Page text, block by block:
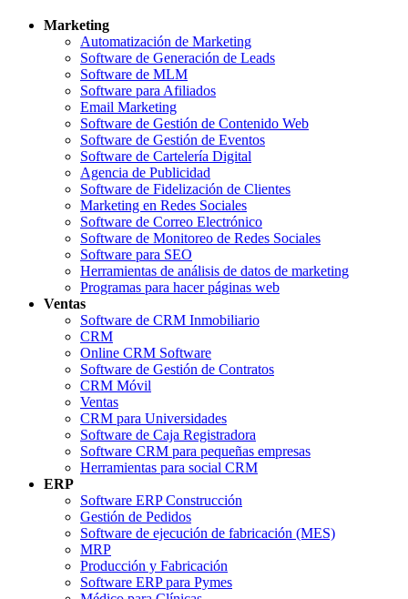
Marketing
Automatización de Marketing
Software de Generación de Leads
Software de MLM
Software para Afiliados
Email Marketing
Software de Gestión de Contenido Web
Software de Gestión de Eventos
Software de Cartelería Digital
Agencia de Publicidad
Software de Fidelización de Clientes
Marketing en Redes Sociales
Software de Correo Electrónico
Software de Monitoreo de Redes Sociales
Software para SEO
Herramientas de análisis de datos de marketing
Programas para hacer páginas web
Ventas
Software de CRM Inmobiliario
CRM
Online CRM Software
Software de Gestión de Contratos
CRM Móvil
Ventas
CRM para Universidades
Software de Caja Registradora
Software CRM para pequeñas empresas
Herramientas para social CRM
ERP
Software ERP Construcción
Gestión de Pedidos
Software de ejecución de fabricación (MES)
MRP
Producción y Fabricación
Software ERP para Pymes